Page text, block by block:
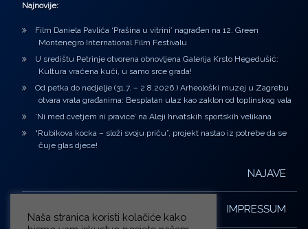
Najnovije:
Film Daniela Pavlića ‘Prašina u vitrini’ nagrađen na 12. Green
Montenegro International Film Festivalu
U središtu Petrinje otvorena obnovljena Galerija Krsto Hegedušić:
Kultura vraćena kući, u samo srce grada!
Od petka do nedjelje (31.7. – 2.8.2026.) Arheološki muzej u Zagrebu
otvara vrata građanima: Besplatan ulaz kao zaklon od toplinskog vala
‘Ni med cvetjem ni pravice’ na Aleji hrvatskih sportskih velikana
“Rubikova kocka – složi svoju priču”, projekt nastao iz potrebe da se
čuje glas djece!
NAJAVE
IMPRESSUM
Naša stranica koristi kolačiće kako